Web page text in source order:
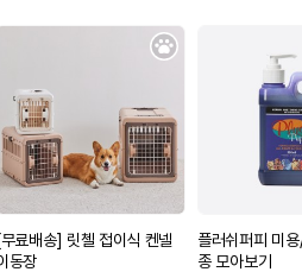
[무료배송] 릿첼 접이식 켄넬
동장
플러쉬퍼피 미
종 모아보기